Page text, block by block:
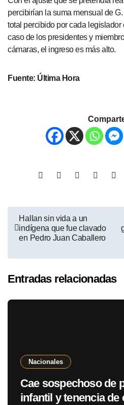
percibirían la suma mensual de
total percibido por cada legislador
caso de los presidentes y
cámaras, el ingreso es más alto.
Fuente: Última Hora
Hallan sin vida a un
indígena que fue clavado
en Pedro Juan Caballero
Entradas relacionadas
Nacionales
Cae sospechoso de
infantil y tenencia de